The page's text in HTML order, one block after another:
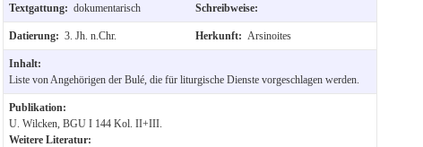
Textgattung: dokumentarisch Schreibweise:
Datierung: 3. Jh. n.Chr. Herkunft: Arsinoites
Inhalt:
Liste von Angehörigen der Bulé, die für liturgische Dienste vorgeschlagen werden.
Publikation:
U. Wilcken, BGU I 144 Kol. II+III.
Weitere Literatur: